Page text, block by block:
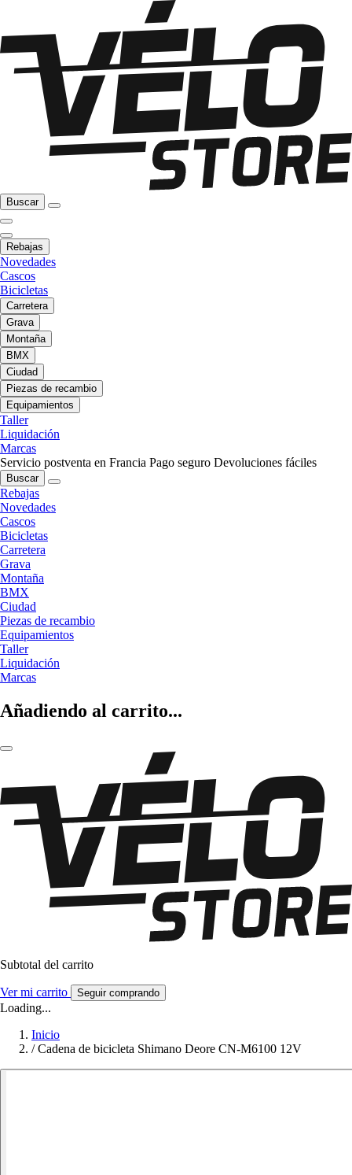
Buscar
Rebajas
Novedades
Cascos
Bicicletas
Carretera
Grava
Montaña
BMX
Ciudad
Piezas de recambio
Equipamientos
Taller
Liquidación
Marcas
Servicio postventa en Francia Pago seguro Devoluciones fáciles
Buscar
Rebajas
Novedades
Cascos
Bicicletas
Carretera
Grava
Montaña
BMX
Ciudad
Piezas de recambio
Equipamientos
Taller
Liquidación
Marcas
Añadiendo al carrito...
Subtotal del carrito
Ver mi carrito Seguir comprando
Loading...
Inicio
/ Cadena de bicicleta Shimano Deore CN-M6100 12V